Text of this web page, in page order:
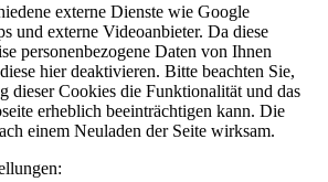
externe Dienste wie Google
und externe Videoanbieter. Da diese
personenbezogene Daten von Ihnen
hier deaktivieren. Bitte beachten Sie,
dieser Cookies die Funktionalität und das
erheblich beeinträchtigen kann. Die
einem Neuladen der Seite wirksam.